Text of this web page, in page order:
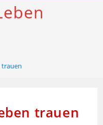
trauen
trauen